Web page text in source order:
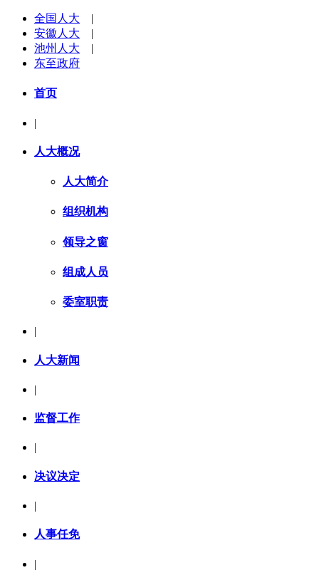
全国人大 |
安徽人大 |
池州人大 |
东至政府
首页
|
人大概况
人大简介
组织机构
领导之窗
组成人员
委室职责
|
人大新闻
|
监督工作
决议决定
|
人事任免
|